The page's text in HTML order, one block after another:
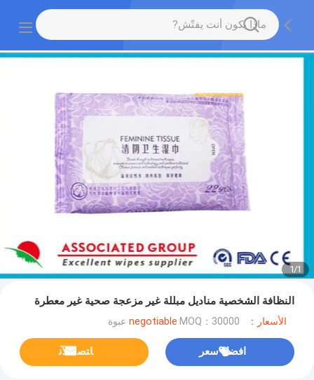
1
/
1
النظافة الشخصية مناديل مبللة غير مزعجة صحية غير معطرة
الأسعار：negotiable MOQ：30000 عبوة
افضل سعر ﺎﺘﺼﻟ ﺍﻶﻧ